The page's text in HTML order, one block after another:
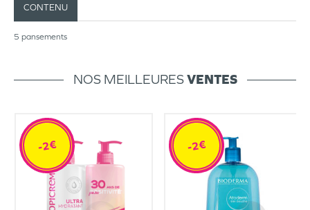
CONTENU
5 pansements
NOS MEILLEURESVENTES
-2€ -2€